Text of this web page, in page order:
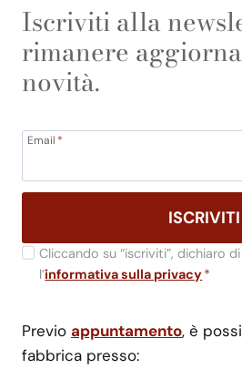
Iscriviti alla
rimanere
novità.
Email *
ISCRIVITI
Cliccando su “iscriviti”, dichiaro
l’informativa sulla privacy*
Previo appuntamento, è
fabbrica presso: